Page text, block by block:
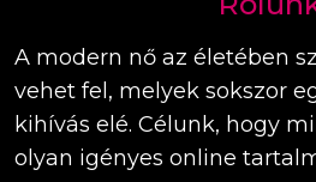
A modern nő az életében
vehet fel, melyek sokszor
kihívás elé. Célunk, hogy
olyan igényes online